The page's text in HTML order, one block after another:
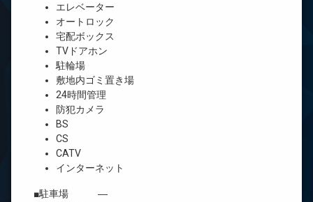
エレベーター
オートロック
宅配ボックス
TVドアホン
駐輪場
敷地内ゴミ置き場
24時間管理
防犯カメラ
BS
CS
CATV
インターネット
■駐車場 ―